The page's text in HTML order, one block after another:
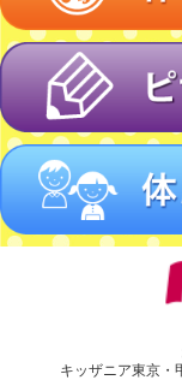
キッザニア東京・